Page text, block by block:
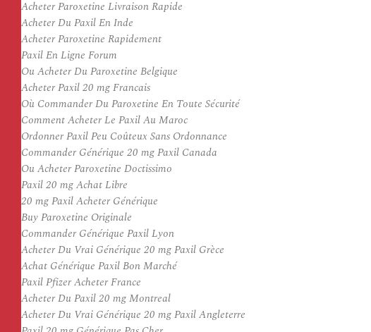
Acheter Paroxetine Livraison Rapide
Acheter Du Paxil En Inde
Acheter Paroxetine Rapidement
Paxil En Ligne Forum
Ou Acheter Du Paroxetine Belgique
Acheter Paxil 20 mg Francais
Où Commander Du Paroxetine En Toute Sécurité
Comment Acheter Le Paxil Au Maroc
Ordonner Paxil Peu Coûteux Sans Ordonnance
Commander Générique 20 mg Paxil Canada
Ou Acheter Paroxetine Doctissimo
Paxil 20 mg Achat Libre
20 mg Paxil Acheter Générique
Buy Paroxetine Originale
Commander Générique Paxil Lyon
Acheter Du Vrai Générique 20 mg Paxil Grèce
Achat Générique Paxil Bon Marché
Paxil Pfizer Acheter France
Acheter Du Paxil 20 mg Montreal
Acheter Du Vrai Générique 20 mg Paxil Angleterre